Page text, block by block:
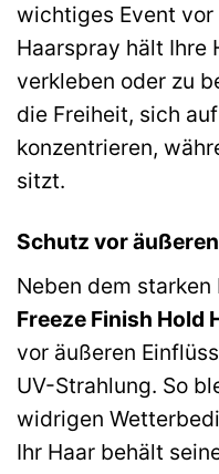
wichtiges Event vor
Haarspray hält Ihre
verkleben oder zu
die Freiheit, sich
konzentrieren,
sitzt.
Schutz vor
Neben dem
Freeze Finish Hold
vor äußeren
UV-Strahlung. So
widrigen
Ihr Haar behält